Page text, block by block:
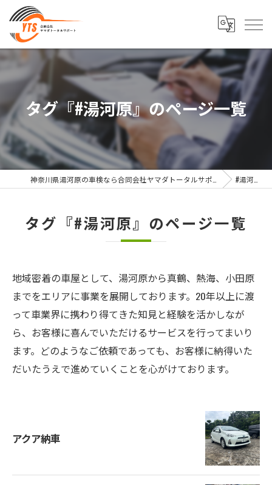
タグ『#湯河原』のページ一覧
#湯河原
タグ『#湯河原』のページ一覧
地域密着の車屋として、湯河原から真鶴、熱海、小田原
までをエリアに事業を展開しております。20年以上に渡
って車業界に携わり得てきた知見と経験を活かしなが
ら、お客様に喜んでいただけるサービスを行ってまいり
ます。どのようなご依頼であっても、お客様に納得いた
だいたうえで進めていくことを心がけております。
アクア納車